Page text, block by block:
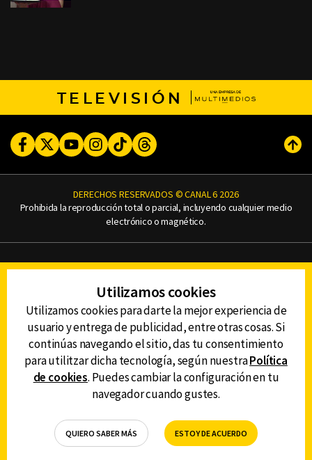
TELEVISIÓN
FacebookTwitterYoutubeInstagram
TikTokThreads
DERECHOS RESERVADOS © CANAL 6 2026
Prohibida la reproducción total o parcial, incluyendo cualquier medio
electrónico o magnético.
CONTACTO
AVISO LEGAL
DEFENSORÍA DE LAS AUDIENCIAS
DESCARGA LA APP DE CANAL 6
Utilizamos cookies
Utilizamos cookies para darte la mejor experiencia de
usuario y entrega de publicidad, entre otras cosas. Si
continúas navegando el sitio, das tu consentimiento
para utilitzar dicha tecnología, según nuestraPolítica
de cookies. Puedes cambiar la configuración en tu
navegador cuando gustes.
QUIERO SABER MÁS ESTOY DE ACUERDO